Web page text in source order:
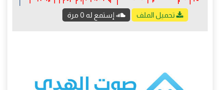
تحميل الملف إستمع له 0 مرة